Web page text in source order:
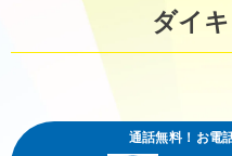
ダイ
通話無料！お電